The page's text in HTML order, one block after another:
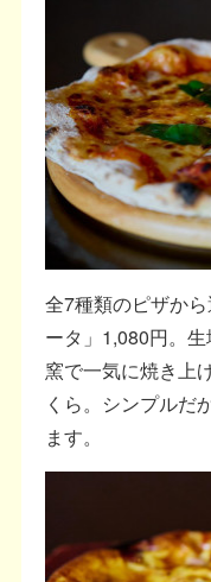
全7種類のピザか
ータ」1,080円。
窯で一気に焼き上
くら。シンプルだ
ます。